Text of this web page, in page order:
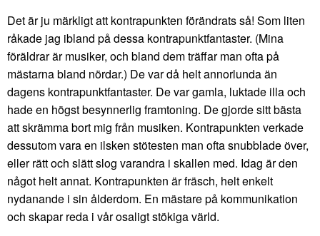
Det är ju märkligt att kontrapunkten förändrats så! Som liten
råkade jag ibland på dessa kontrapunktfantaster. (Mina
föräldrar är musiker, och bland dem träffar man ofta på
mästarna bland nördar.) De var då helt annorlunda än
dagens kontrapunktfantaster. De var gamla, luktade illa och
hade en högst besynnerlig framtoning. De gjorde sitt bästa
att skrämma bort mig från musiken. Kontrapunkten verkade
dessutom vara en ilsken stötesten man ofta snubblade över,
eller rätt och slätt slog varandra i skallen med. Idag är den
något helt annat. Kontrapunkten är fräsch, helt enkelt
nydanande i sin ålderdom. En mästare på kommunikation
och skapar reda i vår osaligt stökiga värld.